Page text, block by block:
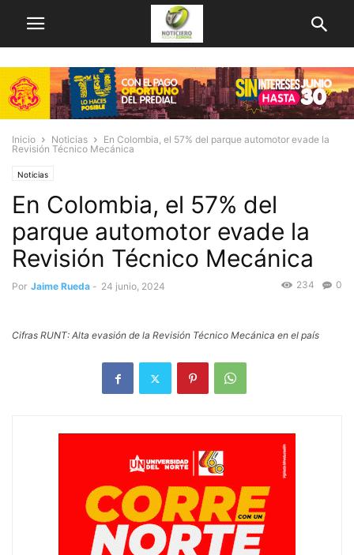
Inicio Noticias
En Colombia, el 57% del parque automotor evade la
Revisión Técnico Mecánica
Noticias
En Colombia, el 57% del
parque automotor evade la
Revisión Técnico Mecánica
Por Jaime Rueda - 24 junio, 2024 0
234
Cifras RUNT: Alta evasión de la Revisión Técnico Mecánica en el país